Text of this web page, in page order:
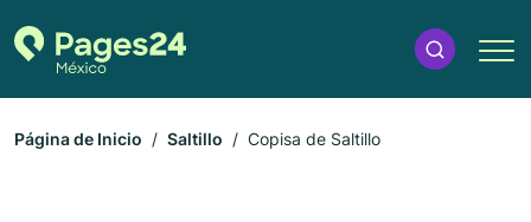
Página de Inicio Saltillo Copisa de Saltillo